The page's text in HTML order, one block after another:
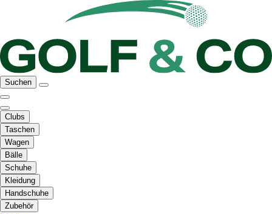
Suchen
Clubs
Taschen
Wagen
Bälle
Schuhe
Kleidung
Handschuhe
Zubehör